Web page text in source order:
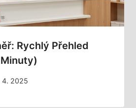
Rychlý Přehled
4. 2025